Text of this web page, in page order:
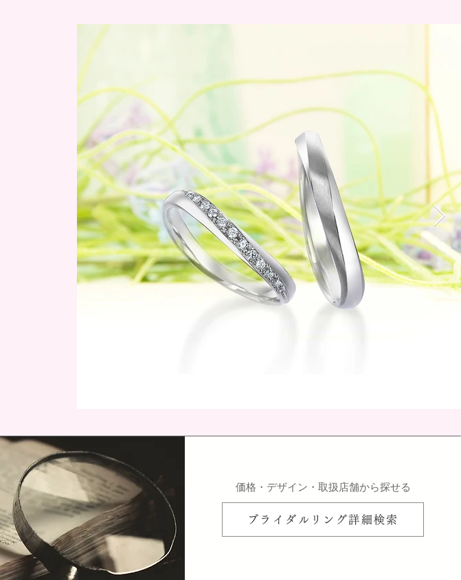
​価格・デザイン・取扱店舗から探せる
ブライダルリング詳細検索